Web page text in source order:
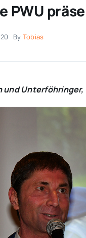
PWU
By Tobias
und Unterföhringer,